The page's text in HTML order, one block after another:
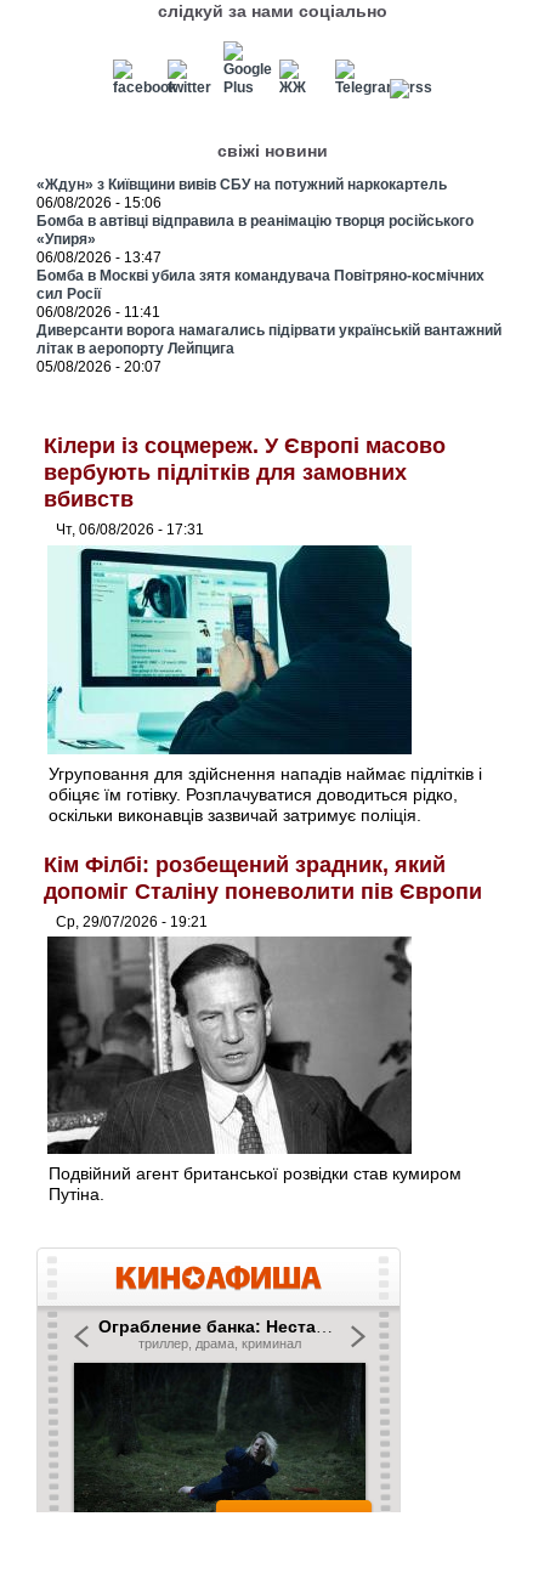
слідкуй за нами соціально
свіжі новини
«Ждун» з Київщини вивів СБУ на потужний наркокартель
06/08/2026 - 15:06
Бомба в автівці відправила в реанімацію творця російського
«Упиря»
06/08/2026 - 13:47
Бомба в Москві убила зятя командувача Повітряно-космічних
сил Росії
06/08/2026 - 11:41
Диверсанти ворога намагались підірвати українській вантажний
літак в аеропорту Лейпцига
05/08/2026 - 20:07
Кілери із соцмереж. У Європі масово
вербують підлітків для замовних
вбивств
Чт, 06/08/2026 - 17:31
Угруповання для здійснення нападів наймає підлітків і
обіцяє їм готівку. Розплачуватися доводиться рідко,
оскільки виконавців зазвичай затримує поліція.
Кім Філбі: розбещений зрадник, який
допоміг Сталіну поневолити пів Європи
Ср, 29/07/2026 - 19:21
Подвійний агент британської розвідки став кумиром
Путіна.